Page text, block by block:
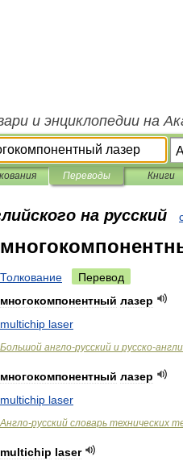
и энциклопедии на
Переводы Книги
на русский
Толкование Перевод
многокомпонентный лазер
multichip laser
Большой англо-русский и русско-
многокомпонентный лазер
multichip laser
Англо-русский словарь технических
multichip laser